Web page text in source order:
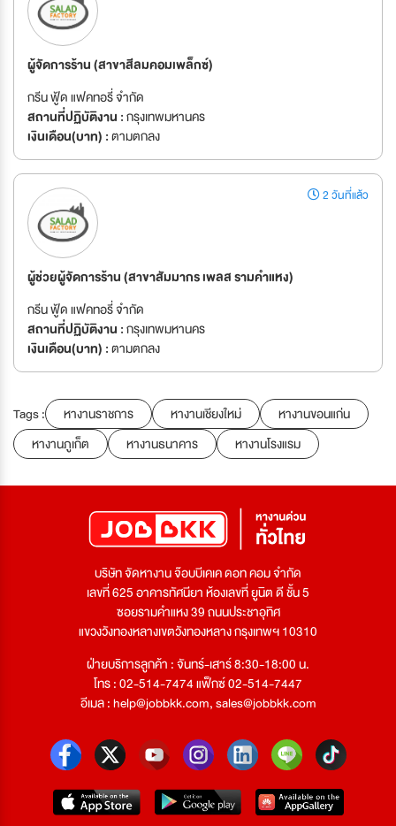
ผู้จัดการร้าน (สาขาสีลมคอมเพล็กซ์)
กรีน ฟู้ด แฟคทอรี่ จำกัด
สถานที่ปฏิบัติงาน :กรุงเทพมหานคร
เงินเดือน(บาท) :ตามตกลง
2 วันที่แล้ว
ผู้ช่วยผู้จัดการร้าน (สาขาสัมมากร เพลส รามคำแหง)
กรีน ฟู้ด แฟคทอรี่ จำกัด
สถานที่ปฏิบัติงาน :กรุงเทพมหานคร
เงินเดือน(บาท) :ตามตกลง
Tags : หางานราชการ หางานเชียงใหม่
หางานขอนแก่น
หางานภูเก็ต
หางานธนาคาร หางานโรงแรม
บริษัท จัดหางาน จ๊อบบีเคเค ดอท คอม จำกัด
เลขที่ 625 อาคารทัศนียา ห้องเลขที่ ยูนิต ดี ชั้น 5
ซอยรามคำแหง 39 ถนนประชาอุทิศ
แขวงวังทองหลางเขตวังทองหลาง กรุงเทพฯ 10310
ฝ่ายบริการลูกค้า : จันทร์-เสาร์ 8:30-18:00 น.
โทร : 02-514-7474 แฟ็กซ์ 02-514-7447
อีเมล :help@jobbkk.com,sales@jobbkk.com